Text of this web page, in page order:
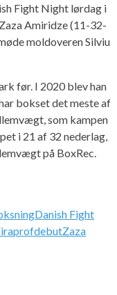
Fight Night lørdag i
Amiridze (11-32-
moldoveren Silviu
før. I 2020 blev han
bokset det meste af
som kampen
i 21 af 32 nederlag,
på BoxRec.
Danish Fight
profdebutZaza